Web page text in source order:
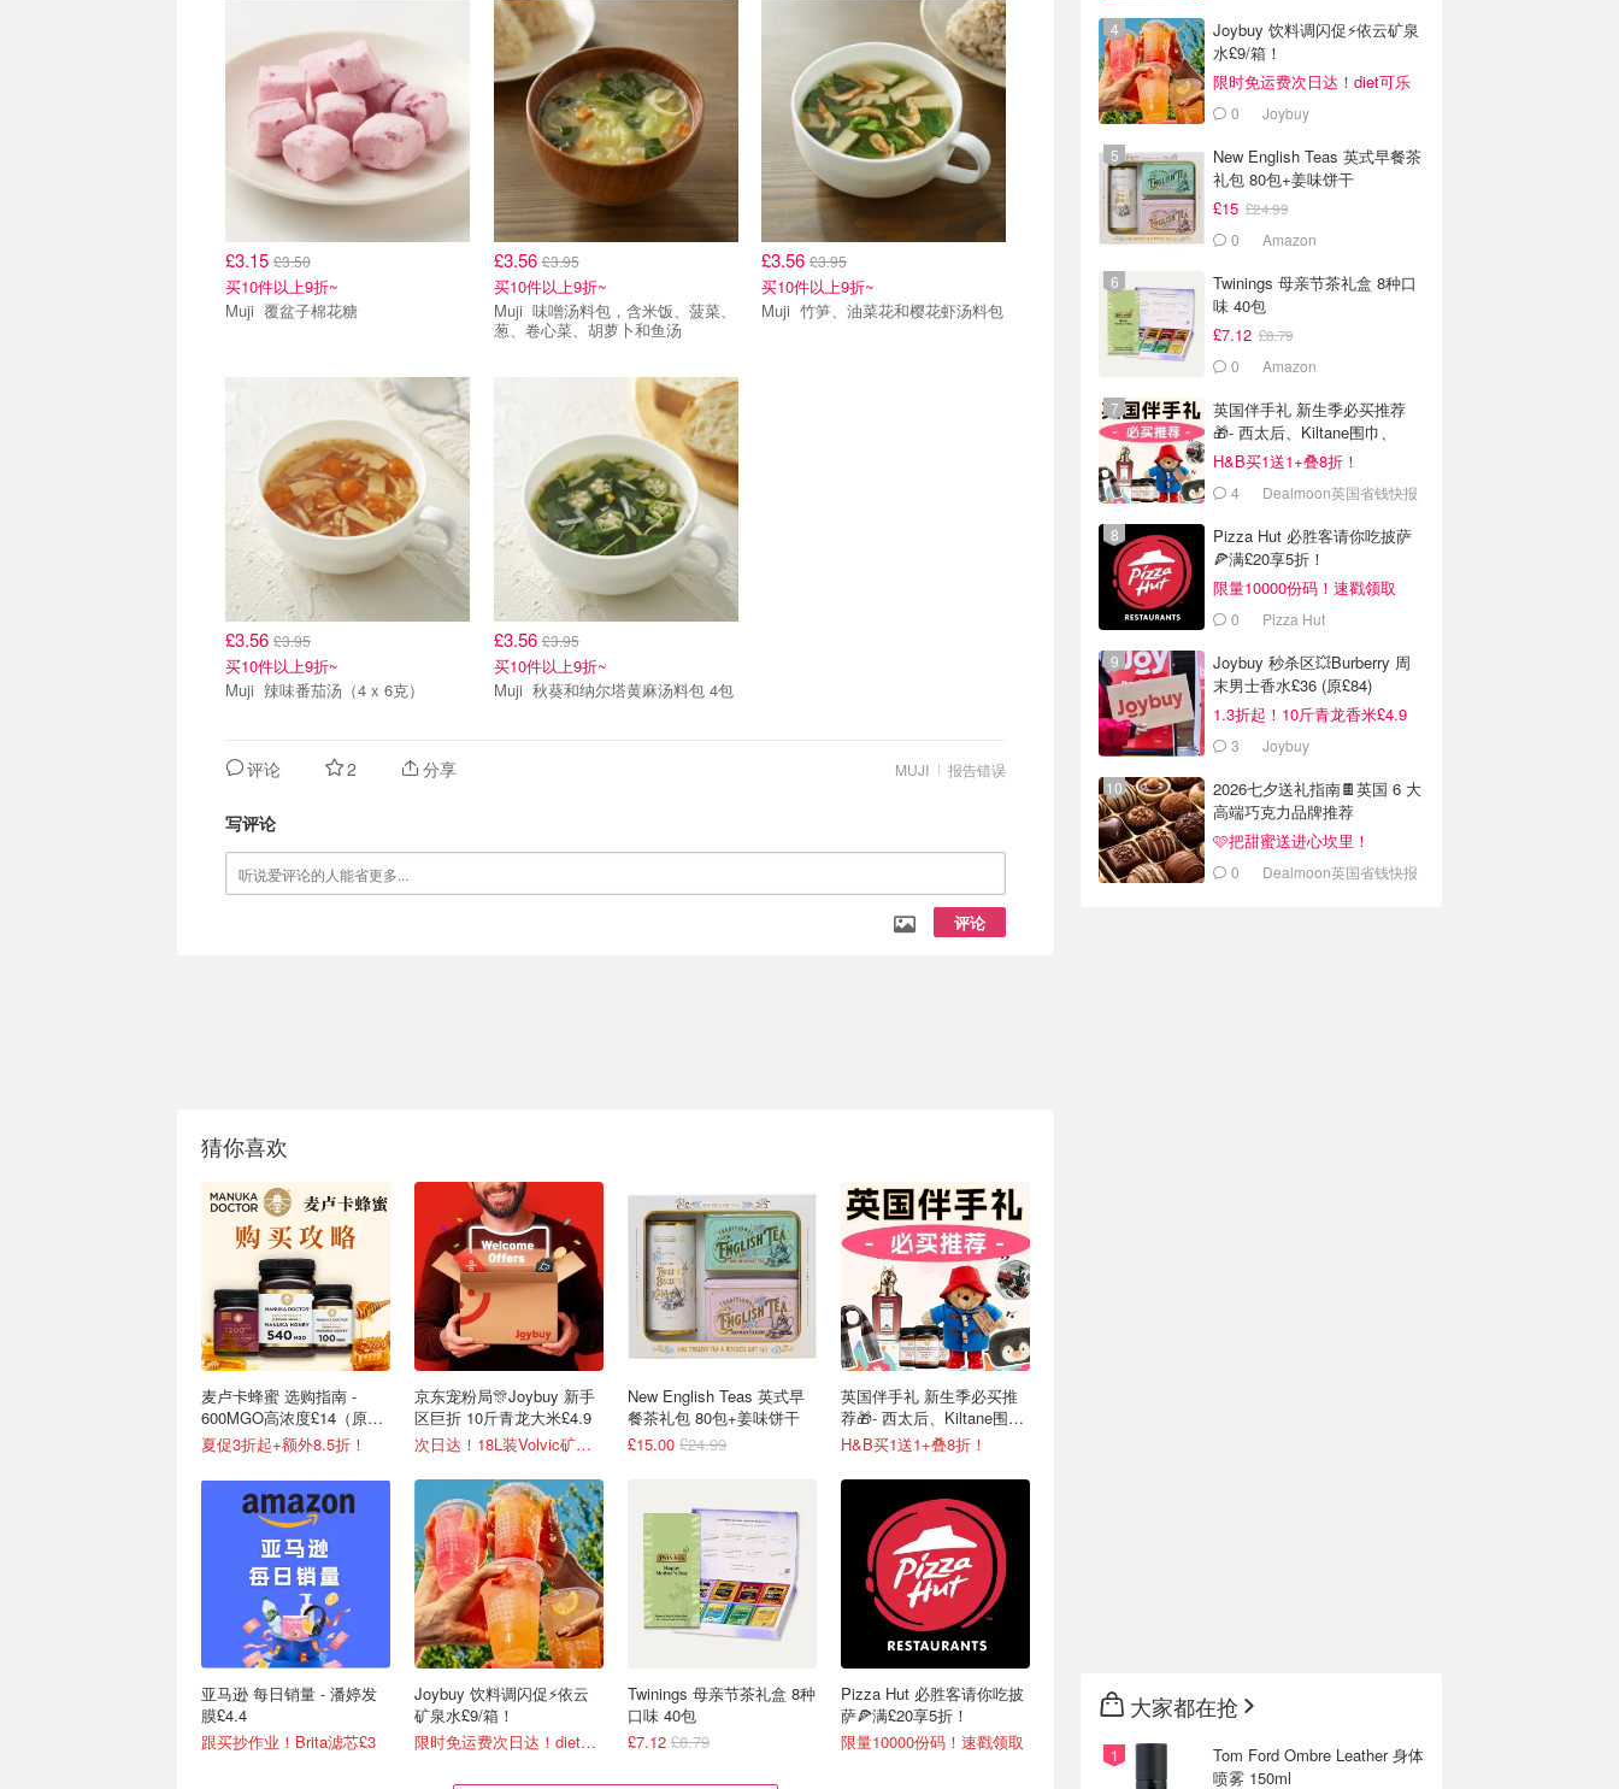
£3.15 £3.50
买10件以上9折~
Muji 覆盆子棉花糖
£3.56£3.95
买10件以上9折~
Muji 味噌汤料包，含米饭、菠菜、
葱、卷心菜、胡萝卜和鱼汤
£3.56 £3.95
买10件以上9折~
Muji 竹笋、油菜花和樱花虾汤料包
£3.56 £3.95
买10件以上9折~
Muji 辣味番茄汤（4 x 6克）
£3.56£3.95
买10件以上9折~
Muji 秋葵和纳尔塔黄麻汤料包 4包
报告错误
MUJI
评论 2 分享
写评论
评论
猜你喜欢
麦卢卡蜂蜜 选购指南 -
600MGO高浓度£14（原
£67）
夏促3折起+额外8.5折！
亚马逊 每日销量 - 潘婷发
膜£4.4
跟买抄作业！Brita滤芯£3
京东宠粉局🎊Joybuy 新手
区巨折 10斤青龙大米£4.9
次日达！18L装Volvic矿泉水£11
Joybuy 饮料调闪促⚡依云
矿泉水£9/箱！
限时免运费次日达！diet可乐£6.99
New English Teas 英式早
餐茶礼包 80包+姜味饼干
£15.00 £24.99
Twinings 母亲节茶礼盒 8种
口味 40包
£7.12 £8.79
英国伴手礼 新生季必买推
荐🎁- 西太后、Kiltane围
巾、Burberry
H&B买1送1+叠8折！
Pizza Hut 必胜客请你吃披
萨🍕满£20享5折！
限量10000份码！速戳领取
Joybuy 饮料调闪促⚡依云矿泉
水£9/箱！
限时免运费次日达！diet可乐
£6.99
0 Joybuy
New English Teas 英式早餐茶
礼包 80包+姜味饼干
£15 £24.99
0 Amazon
Twinings 母亲节茶礼盒 8种口
味 40包
£7.12 £8.79
0 Amazon
英国伴手礼 新生季必买推荐
🎁- 西太后、Kiltane围巾、
Burberry
H&B买1送1+叠8折！
4 Dealmoon英国省钱快报
Pizza Hut 必胜客请你吃披萨
🍕满£20享5折！
限量10000份码！速戳领取
0 Pizza Hut
Joybuy 秒杀区💥Burberry 周
末男士香水£36 (原£84)
1.3折起！10斤青龙香米£4.9
3 Joybuy
2026七夕送礼指南🍫英国 6 大
高端巧克力品牌推荐
🩷把甜蜜送进心坎里！
0 Dealmoon英国省钱快报
大家都在抢
Tom Ford Ombre Leather 身体
喷雾 150ml